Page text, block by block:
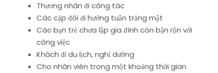
Thương nhân đi công tác
Các cặp đôi đi hưởng tuần trăng mật
Các bạn trẻ chưa lập gia đình còn bận rộn với
công việc
Khách đi du lịch, nghỉ dưỡng
Cho nhân viên trong một khoảng thời gian